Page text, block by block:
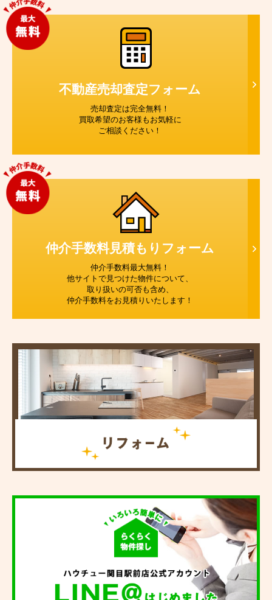
不動産売却査定フォーム
売却査定は完全無料！
買取希望のお客様もお気軽に
ご相談ください！
仲介手数料見積もり フォーム
仲介手数料最大無料！
他サイトで見つけた物件について、
取り扱いの可否も含め、
仲介手数料をお見積りいたします！